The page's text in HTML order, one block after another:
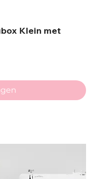
Klein met